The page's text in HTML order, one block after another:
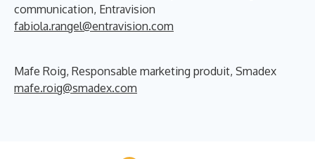
communication, Entravision
fabiola.rangel@entravision.com
Mafe Roig, Responsable marketing produit, Smadex
mafe.roig@smadex.com